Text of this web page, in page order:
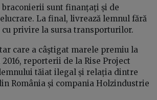
sunt finanțați și de
La final, livrează lemnul fără
cu privire la sursa transporturilor.
care a câştigat marele premiu la
reporterii de la Rise Project
tăiat ilegal și relația dintre
România și compania Holzindustrie